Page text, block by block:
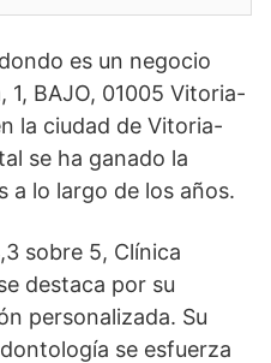
es un negocio
1, BAJO, 01005 Vitoria-
la ciudad de Vitoria-
se ha ganado la
a lo largo de los años.
sobre 5, Clínica
destaca por su
personalizada. Su
se esfuerza